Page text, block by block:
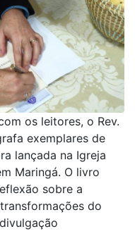
os leitores, o Rev.
exemplares de
lançada na Igreja
Maringá. O livro
sobre a
do